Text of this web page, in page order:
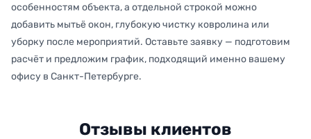
особенностям объекта, а отдельной строкой можно
добавить мытьё окон, глубокую чистку ковролина или
уборку после мероприятий. Оставьте заявку — подготовим
расчёт и предложим график, подходящий именно вашему
офису в Санкт-Петербурге.
Отзывы клиентов